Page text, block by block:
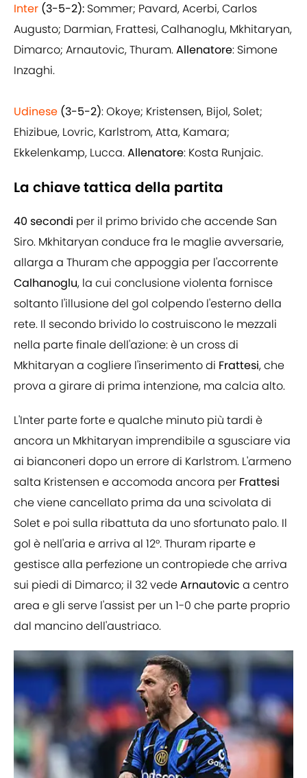
Inter (3-5-2): Sommer; Pavard, Acerbi, Carlos
Augusto; Darmian, Frattesi, Calhanoglu, Mkhitaryan,
Dimarco; Arnautovic, Thuram.Allenatore: Simone
Inzaghi.
Udinese (3-5-2): Okoye; Kristensen, Bijol, Solet;
Ehizibue, Lovric, Karlstrom, Atta, Kamara;
Ekkelenkamp, Lucca.Allenatore: Kosta Runjaic.
La chiave tattica della partita
40 secondi per il primo brivido che accende San
Siro. Mkhitaryan conduce fra le maglie avversarie,
allarga a Thuram che appoggia per l'accorrente
Calhanoglu, la cui conclusione violenta fornisce
soltanto l'illusione del gol colpendo l'esterno della
rete. Il secondo brivido lo costruiscono le mezzali
nella parte finale dell'azione: è un cross di
Mkhitaryan a cogliere l'inserimento di Frattesi, che
prova a girare di prima intenzione, ma calcia alto.
L'Inter parte forte e qualche minuto più tardi è
ancora un Mkhitaryan imprendibile a sgusciare via
ai bianconeri dopo un errore di Karlstrom. L'armeno
salta Kristensen e accomoda ancora per Frattesi
che viene cancellato prima da una scivolata di
Solet e poi sulla ribattuta da uno sfortunato palo. Il
gol è nell'aria e arriva al 12°. Thuram riparte e
gestisce alla perfezione un contropiede che arriva
sui piedi di Dimarco; il 32 vedeArnautovic a centro
area e gli serve l'assist per un 1-0 che parte proprio
dal mancino dell'austriaco.